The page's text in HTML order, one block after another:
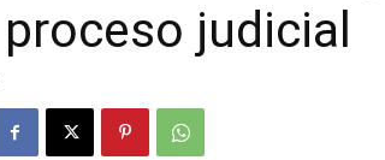
judicial